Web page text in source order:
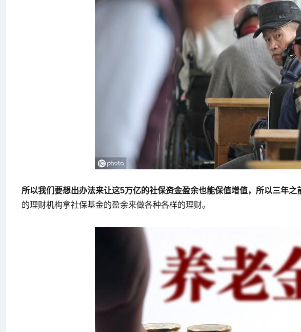
所以我们要想出办法来让这5万亿的社保资金盈余也能保值增值，所以三年之
的理财机构拿社保基金的盈余来做各种各样的理财。